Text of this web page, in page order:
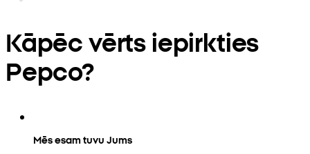
Kāpēc vērts iepirkties
Pepco?
Mēs esam tuvu Jums